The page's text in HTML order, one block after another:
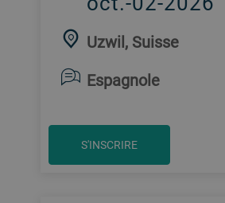
Uzwil, Suisse
Espagnole
S'INSCRIRE